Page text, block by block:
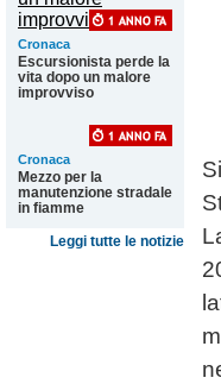
Cronaca
Escursionista perde la
vita dopo un malore
improvviso
Cronaca
Mezzo per la
manutenzione stradale
in fiamme
Leggi tutte le notizie